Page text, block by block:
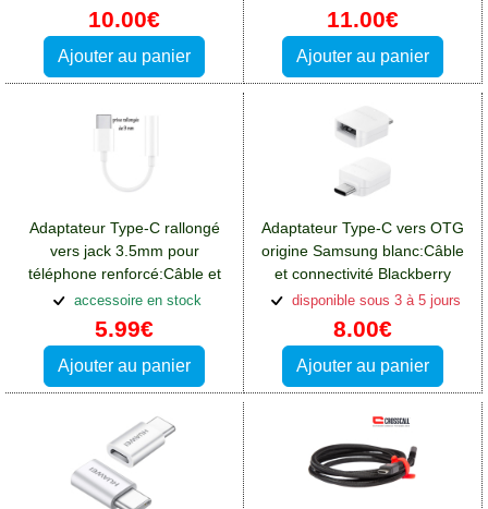
10.00€
Ajouter au panier
11.00€
Ajouter au panier
Adaptateur Type-C rallongé
vers jack 3.5mm pour
téléphone renforcé:Câble et
connectivité Blackberry Key2
accessoire en stock
5.99€
Ajouter au panier
Adaptateur Type-C vers OTG
origine Samsung blanc:Câble
et connectivité Blackberry
Key2
disponible sous 3 à 5 jours
8.00€
Ajouter au panier